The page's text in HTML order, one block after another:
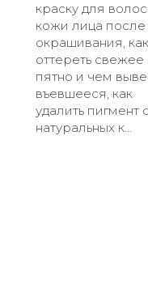
краску для
кожи лица после
окрашивания, как
оттереть свежее
пятно и чем
въевшееся, как
удалить пигмент
натуральных к...